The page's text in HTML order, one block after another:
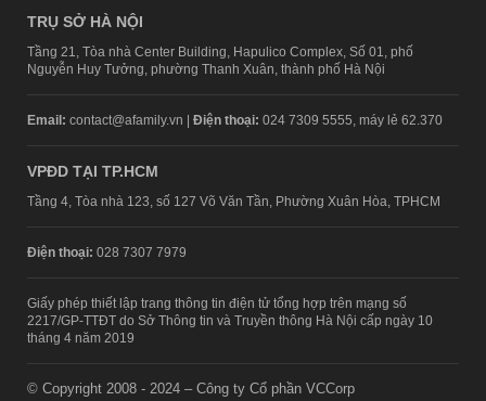
TRỤ SỞ HÀ NỘI
Tầng 21, Tòa nhà Center Building, Hapulico Complex, Số 01, phố
Nguyễn Huy Tưởng, phường Thanh Xuân, thành phố Hà Nội
Email: contact@afamily.vn | Điện thoại: 024 7309 5555, máy lẻ 62.370
VPĐD TẠI TP.HCM
Tầng 4, Tòa nhà 123, số 127 Võ Văn Tần, Phường Xuân Hòa, TPHCM
Điện thoại: 028 7307 7979
Giấy phép thiết lập trang thông tin điện tử tổng hợp trên mạng số
2217/GP-TTĐT do Sở Thông tin và Truyền thông Hà Nội cấp ngày 10
tháng 4 năm 2019
© Copyright 2008 - 2024 – Công ty Cổ phần VCCorp